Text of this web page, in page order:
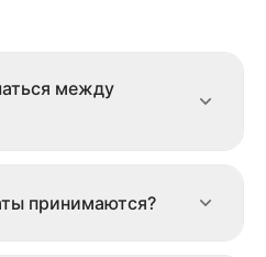
между
принимаются?